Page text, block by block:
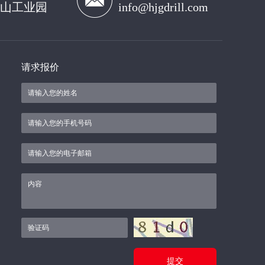
请求报价
提交
工业园 info@hjgdrill.com